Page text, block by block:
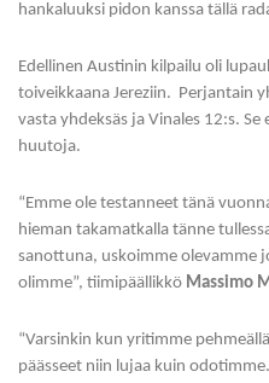
hankaluuksi pidon kanssa tällä
Edellinen Austinin kilpailu oli
toiveikkaana Jereziin. Perjantain
vasta yhdeksäs ja Vinales 12:s.
huutoja.
“Emme ole testanneet tänä
hieman takamatkalla tänne
sanottuna, uskoimme olevamme
olimme”, tiimipäällikkö Massimo
“Varsinkin kun yritimme
päässeet niin lujaa kuin